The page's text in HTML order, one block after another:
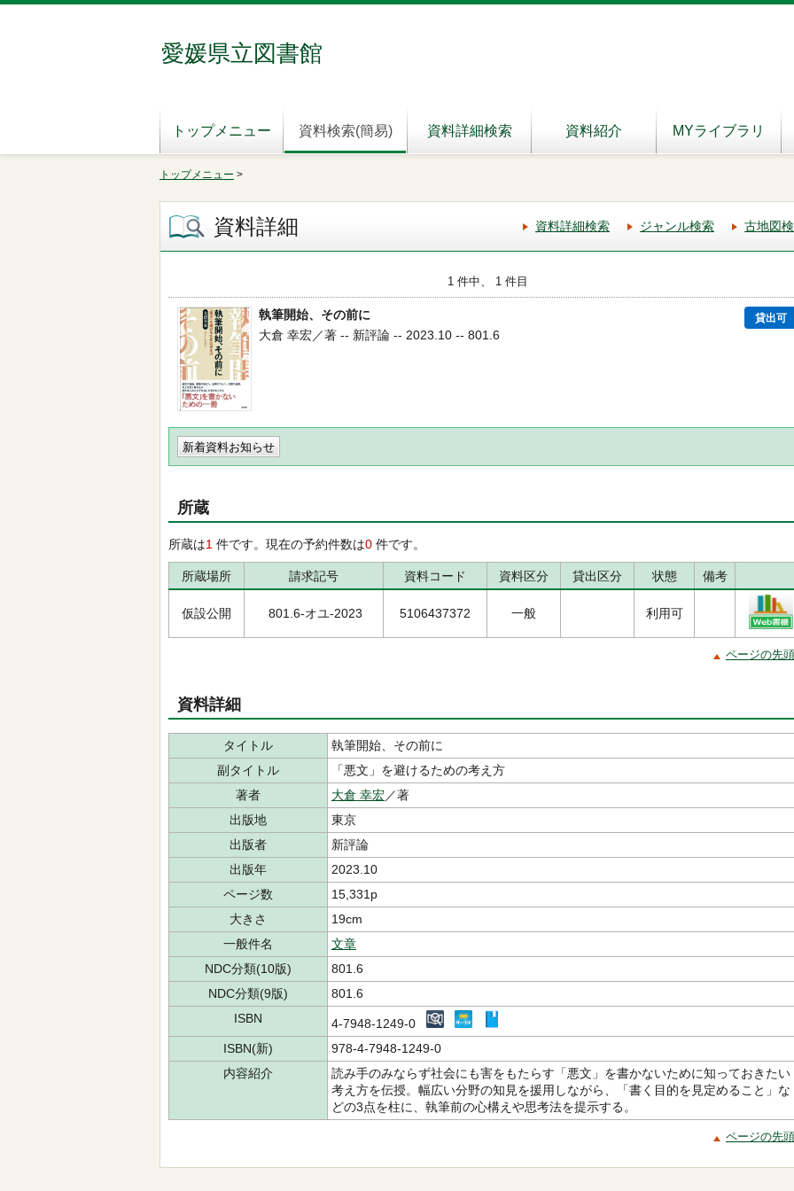
愛媛県立図書館
トップメニュー 資料検索(簡易) 資料詳細検索 資料紹介 MYライブラリ
トップメニュー >
資料詳細 資料詳細検索 ジャンル検索 古地図
1 件中、 1 件目
執筆開始、その前に 貸出可
大倉 幸宏／著 -- 新評論 -- 2023.10 -- 801.6
新着資料お知らせ
所蔵
所蔵は1 件です。現在の予約件数は0 件です。
所蔵場所 請求記号 資料コード 資料区分 貸出区分 状態 備考
仮設公開 801.6-オユ-2023 5106437372 一般 利用可
ページの先
資料詳細
タイトル
執筆開始、その前に
副タイトル
「悪文」を避けるための考え方
著者
大倉 幸宏／著
出版地
東京
出版者
新評論
出版年
2023.10
ページ数
15,331p
大きさ
19cm
一般件名
文章
NDC分類(10版)
801.6
NDC分類(9版)
801.6
ISBN
4-7948-1249-0
ISBN(新)
978-4-7948-1249-0
内容紹介
読み手のみならず社会にも害をもたらす「悪文」を書かないために知っておきたい
考え方を伝授。幅広い分野の知見を援用しながら、「書く目的を見定めること」な
どの3点を柱に、執筆前の心構えや思考法を提示する。
ページの先